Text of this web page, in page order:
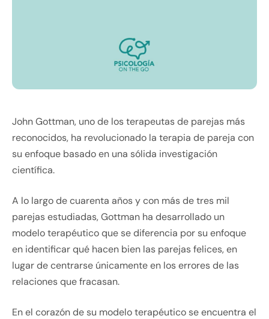
John Gottman, uno de los terapeutas de parejas más
reconocidos, ha revolucionado la terapia de pareja con
su enfoque basado en una sólida investigación
científica.
A lo largo de cuarenta años y con más de tres mil
parejas estudiadas, Gottman ha desarrollado un
modelo terapéutico que se diferencia por su enfoque
en identificar qué hacen bien las parejas felices, en
lugar de centrarse únicamente en los errores de las
relaciones que fracasan.
En el corazón de su modelo terapéutico se encuentra el